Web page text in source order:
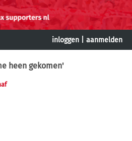
inloggen aanmelden
heen gekomen'